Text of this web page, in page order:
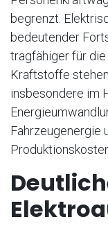
begrenzt.
bedeutender
tragfähiger für
Kraftstoffe
insbesondere im
Fahrzeugenergie